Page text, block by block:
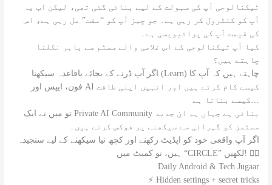
ٹیکنالوجی آپ کی سہولت کے لیے بنائی گئی تھی، لیکن اب یہ
آپ کو کنٹرول کر رہی ہے۔ جو چیز آپ کو “مفت” مل رہی ہے، اس
کی قیمت آپ کی پرائیویسی ہے۔
کیا آپ ٹیکنالوجی کے اس غلامی والے سسٹم سے باہر نکلنا
چاہتے ہیں؟
اگر آپ ڈرنے کے بجائے باقاعدہ سیکھنا (Learn) چاہتے ہیں کہ آپ کا
فون، ایپس اور AI کیسے کام کرتے ہیں اور انہیں اپنی طاقت
تو میں نے ایک Private AI Community بنائی ہے جہاں ہم ان جدید
سسٹمز کو گہرائی سے سیکھنے پر فوکس کرتے ہیں۔
اگر آپ واقعی خود کو اپڈیٹ رکھنے اور کچھ نیا سیکھنے کے لیے سنجیدہ
ہیں، تو کمنٹ میں “CIRCLE” لکھیں! 👇🏼
Daily Android & Tech Jugaar
⚡ Hidden settings + secret tricks